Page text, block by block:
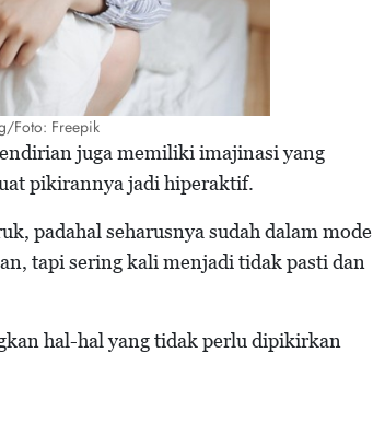
Foto: Freepik
juga memiliki imajinasi yang
pikirannya jadi hiperaktif.
padahal seharusnya sudah dalam mode
tapi sering kali menjadi tidak pasti dan
hal-hal yang tidak perlu dipikirkan